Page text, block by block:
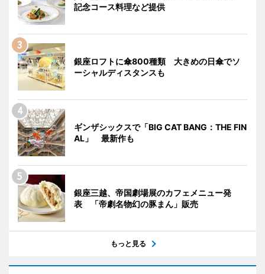
記念コース料理など提供
銀座ロフトに傘800種類 大きめの日傘でソ
ーシャルディスタンスも
ギンザシックスで「BIG CAT BANG：THE FIN
AL」 最新作も
銀座三越、帝国劇場展のカフェメニュー発
表 「帝劇名物幻の豚まん」販売
もっと見る